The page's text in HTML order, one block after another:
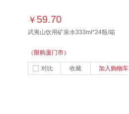
￥ 59.70
武夷山饮用矿泉水333ml*24瓶/箱
（限购厦门市）
对比 收藏 加入购物车